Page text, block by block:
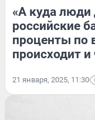
«А куда люди
российские
проценты по
происходит
21 января, 2025, 11:30